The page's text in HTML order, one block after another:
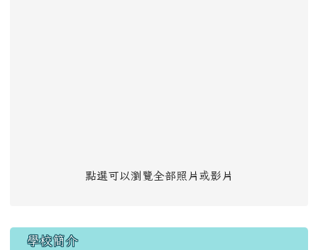
點選可以瀏覽全部照片或影片
學校簡介